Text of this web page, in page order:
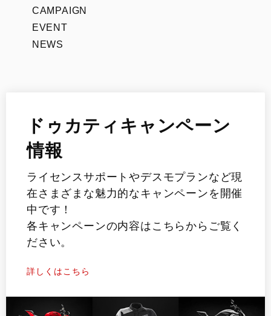
CAMPAIGN
EVENT
NEWS
ドゥカティキャンペーン
情報
ライセンスサポートやデスモプランなど現
在さまざまな魅力的なキャンペーンを開催
中です！
各キャンペーンの内容はこちらからご覧く
ださい。
詳しくはこちら